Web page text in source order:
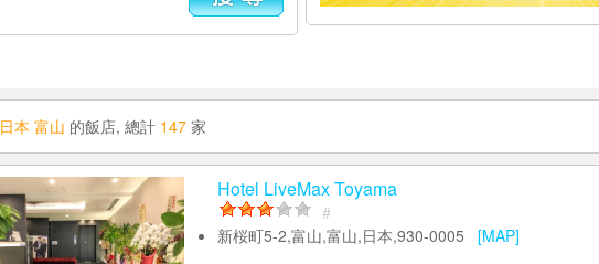
日本 富山 的飯店, 總計 147 家
Hotel LiveMax Toyama
#
新桜町5-2,富山,富山,日本,930-0005 [MAP]